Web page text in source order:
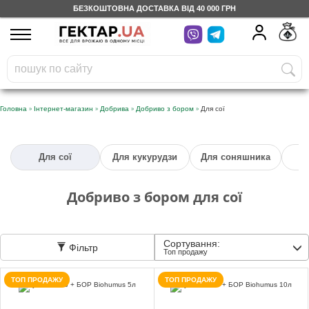
БЕЗКОШТОВНА ДОСТАВКА ВІД 40 000 ГРН
UA
На вашому
бонусному рахунку
грн
Безкоштовно по Україні
Категорії
Доставка
Відгуки
Головна » Інтернет-магазин » Добрива » Добриво з бором » Для сої
Для сої Для кукурудзи Для соняшника
Добриво з бором для сої
Фільтр Сортування:
Топ продажу
ТОП ПРОДАЖУ ТОП ПРОДАЖУ